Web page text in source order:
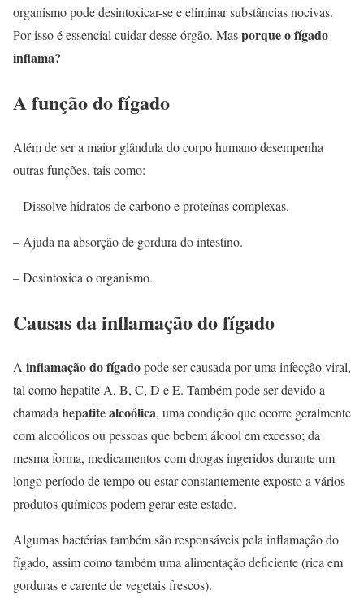
organismo pode desintoxicar-se e eliminar substâncias nocivas.
Por isso é essencial cuidar desse órgão. Masporque o fígado
inflama?
A função do fígado
Além de ser a maior glândula do corpo humano desempenha
outras funções, tais como:
– Dissolve hidratos de carbono e proteínas complexas.
– Ajuda na absorção de gordura do intestino.
– Desintoxica o organismo.
Causas da inflamação do fígado
A inflamação do fígadopode ser causada por uma infecção viral,
tal como hepatite A, B, C, D e E. Também pode ser devido a
chamada hepatite alcoólica, uma condição que ocorre geralmente
com alcoólicos ou pessoas que bebem álcool em excesso; da
mesma forma, medicamentos com drogas ingeridos durante um
longo período de tempo ou estar constantemente exposto a vários
produtos químicos podem gerar este estado.
Algumas bactérias também são responsáveis ​​pela inflamação do
fígado, assim como também uma alimentação deficiente (rica em
gorduras e carente de vegetais frescos).